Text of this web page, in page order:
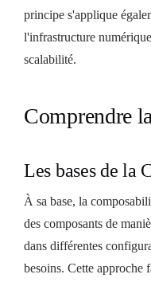
principe s'applique
l'infrastructure
scalabilité.
Comprendre
Les bases de la
À sa base, la
des composants de
dans différentes
besoins. Cette approche